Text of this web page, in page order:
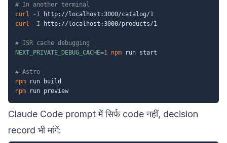
# In another terminal
curl
-I
curl
-I http://localhost:3000/products/1
# ISR cache debugging
NEXT_PRIVATE_DEBUG_CACHE=1 npm run start
# Astro
npm
npm
Claude Code prompt में सिर्फ code नहीं, decision
record भी मांगें: